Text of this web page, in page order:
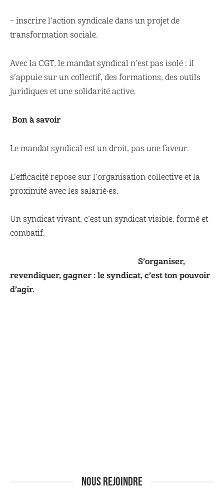
– inscrire l’action syndicale dans un projet de
transformation sociale.
Avec la CGT, le mandat syndical n’est pas isolé : il
s’appuie sur un collectif, des formations, des outils
juridiques et une solidarité active.
Bon à savoir
Le mandat syndical est un droit, pas une faveur.
L’efficacité repose sur l’organisation collective et la
proximité avec les salarié·es.
Un syndicat vivant, c’est un syndicat visible, formé et
combatif.
S’organiser,
revendiquer, gagner : le syndicat, c’est ton pouvoir
d’agir.
NOUS REJOINDRE